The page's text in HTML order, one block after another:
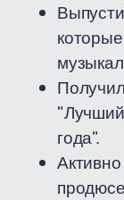
года".